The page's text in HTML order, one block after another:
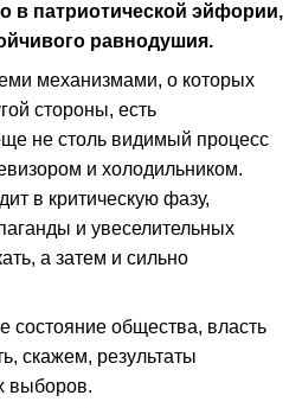
в патриотической эйфории,
равнодушия.
механизмами, о которых
стороны, есть
не столь видимый процесс
и холодильником.
в критическую фазу,
и увеселительных
а затем и сильно
общества, власть
скажем, результаты
выборов.